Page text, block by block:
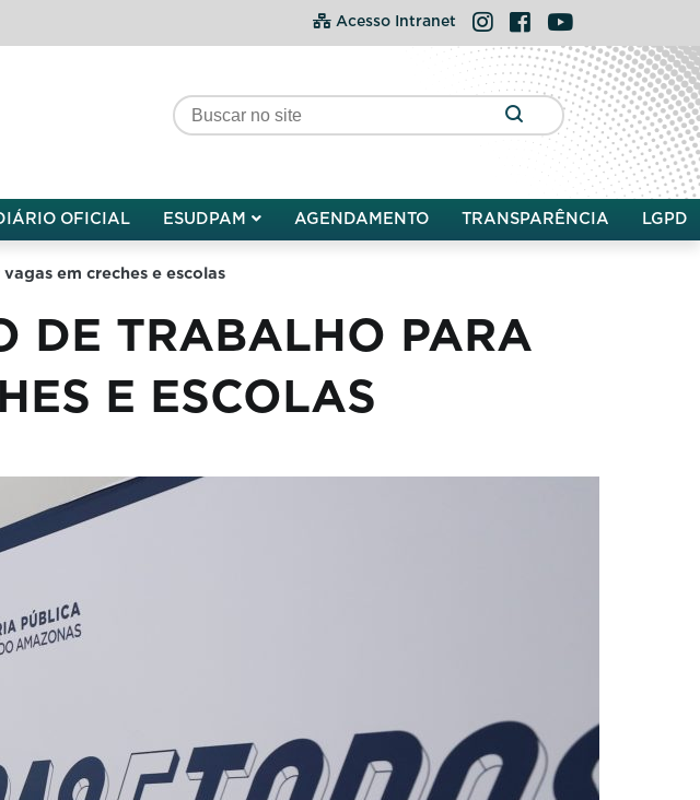
Acesso Intranet Instagram
FacebookYouTube
OFICIAL ESUDPAM AGENDAMENTO TRANSPARÊNCIA LGPD
em creches e escolas
DE TRABALHO PARA
E ESCOLAS